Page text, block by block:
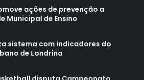
proposta de parceria com a
pode ser, de fato, efetivada caso
jurídica e econômico-
três, ela não vai se manter. A
corretos, se está obedecendo
ações de prevenção a
Municipal de Ensino
sistema com indicadores do
de Londrina